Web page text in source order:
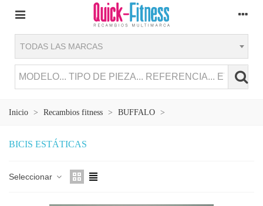
TODAS LAS MARCAS
Inicio > Recambios fitness > BUFFALO >
BICIS ESTÁTICAS
Seleccionar